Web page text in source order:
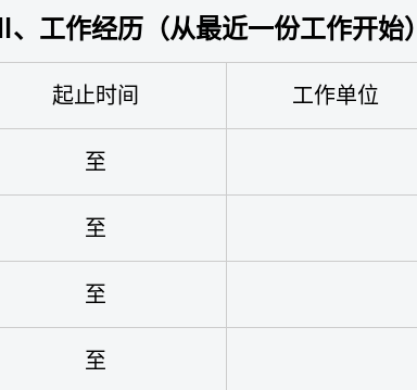
Ⅲ、工作经历（从最近一份工作开始）
起止时间
至
至
至
至
工作单位